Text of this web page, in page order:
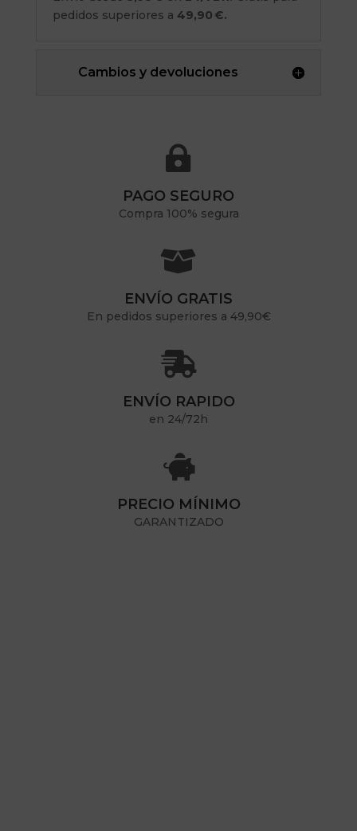
pedidos superiores a 49,90 €.
Cambios y devoluciones

PAGO SEGURO
Compra 100% segura

ENVÍO GRATIS
En pedidos superiores a 49,90€

ENVÍO RAPIDO
en 24/72h

PRECIO MÍNIMO
GARANTIZADO